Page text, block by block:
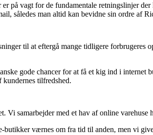
på vagt for de fundamentale retningslinjer
således man altid kan bevidne sin ordre af
til at eftergå mange tidligere forbrugeres
gode chancer for at få et kig ind i
tilfredshed.
Vi samarbejder med et hav af online
butikker værnes om fra tid til anden, men vi